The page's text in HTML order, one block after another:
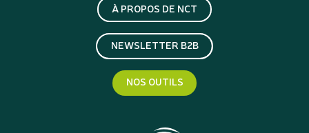
À PROPOS DE NCT
NEWSLETTER B2B
NOS OUTILS